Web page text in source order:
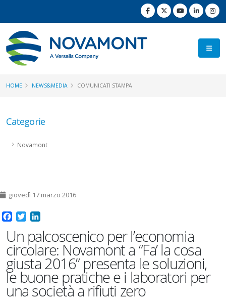
HOME NEWS&MEDIA COMUNICATI STAMPA
Categorie
Novamont
giovedì 17 marzo 2016
Facebook
Twitter
Un palcoscenico per l’economia
circolare: Novamont a “Fa’ la cosa
giusta 2016” presenta le soluzioni,
le buone pratiche e i laboratori per
una società a rifiuti zero